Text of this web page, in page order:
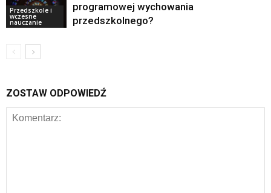
Przedszkole i
wczesne
nauczanie
programowej wychowania
przedszkolnego?
ZOSTAW ODPOWIEDŹ